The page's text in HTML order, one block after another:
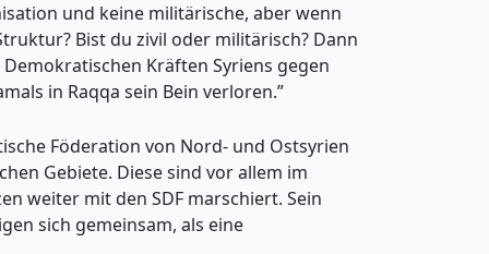
und keine militärische, aber wenn
Bist du zivil oder militärisch? Dann
Kräften Syriens gegen
in Raqqa sein Bein verloren.”
Föderation von Nord- und Ostsyrien
Gebiete. Diese sind vor allem im
weiter mit den SDF marschiert. Sein
sich gemeinsam, als eine